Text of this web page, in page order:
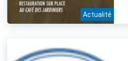
Actualité